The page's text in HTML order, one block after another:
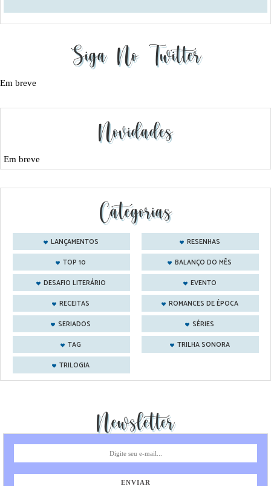
Siga No Twitter
Em breve
Novidades
Em breve
Categorias
LANÇAMENTOS
RESENHAS
TOP 10
BALANÇO DO MÊS
DESAFIO LITERÁRIO
EVENTO
RECEITAS
ROMANCES DE ÉPOCA
SERIADOS
SÉRIES
TAG
TRILHA SONORA
TRILOGIA
Newsletter